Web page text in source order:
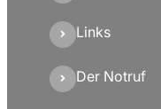
Links
Der Notruf